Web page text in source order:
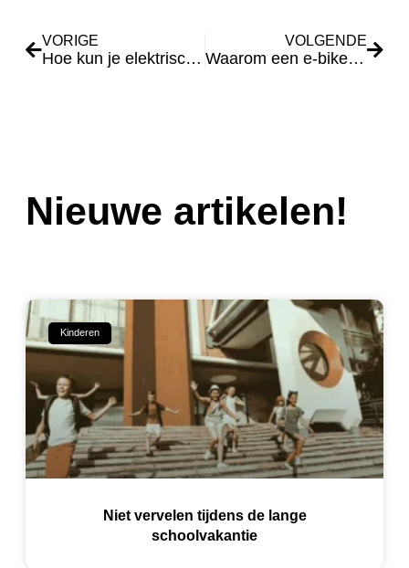
VORIGE
Hoe kun je elektrisch gaan verwarmen
VOLGENDE
Waarom een e-bike kopen?
Nieuwe artikelen!
Kinderen
Niet vervelen tijdens de lange
schoolvakantie